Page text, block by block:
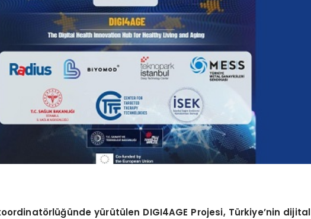
yürütülen DIGI4AGE Projesi, Türkiye’nin dijital